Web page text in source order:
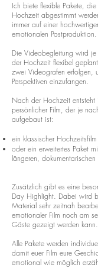
Ich biete flexible Pakete,
Hochzeit abgestimmt
immer auf einer
emotionalen Postproduktion.
Die Videobegleitung wird
der Hochzeit flexibel
zwei Videografen erfolgen,
Perspektiven einzufangen.
Nach der Hochzeit entsteht
persönlicher Film, der je
aufgebaut ist:
ein klassischer
oder ein erweitertes Paket
längeren,
Zusätzlich gibt es eine
Day Highlight. Dabei wird
Material sehr zeitnah
emotionaler Film noch am
Gäste gezeigt werden kann.
Alle Pakete werden
damit euer Film eure
emotional wie möglich